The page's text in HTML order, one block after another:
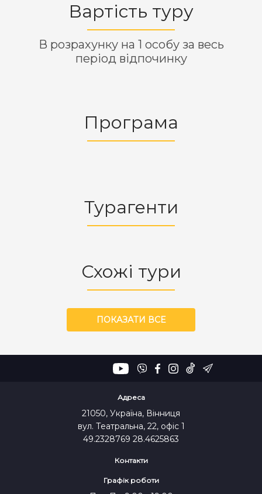
Вартість туру
В розрахунку на 1 особу за весь
період відпочинку
Програма
Турагенти
Схожі тури
ПОКАЗАТИ ВСЕ
Адреса
21050, Україна, Вінниця
вул. Театральна, 22, офіс 1
49.2328769 28.4625863
Контакти
Графік роботи